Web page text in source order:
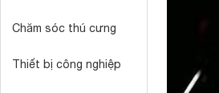
Chăm sóc thú cưng
Thiết bị công nghiệp